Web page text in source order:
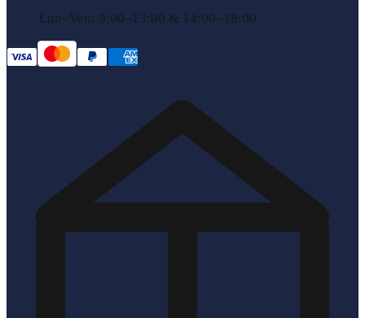
Lun–Ven: 9:00–13:00 & 14:00–18:00